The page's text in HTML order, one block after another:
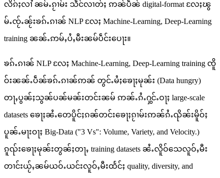
လိၵ်ႈလၢႆ ၼမ်ႉၵႂၢမ်း သဵင်လၢတ်ႈ ဢၼ်ပဵၼ် digital-format လႄႈၽွ
မ်ႉၸႂ်ႉၼႂ်းၶၵ်ႉၵၢၼ် NLP လႄႈ Machine-Learning, Deep-Learning
training ၼၼ်ႉဢမ်ႇပႆႇမီးၼမ်ပဵင်းပေႃး။
ၶၵ်ႉၵၢၼ် NLP လႄႈ Machine-Learning, Deep-Learning training ၸိူ
ဝ်းၼၼ်ႉပဵၼ်ၶၵ်ႉၵၢၼ်ဢၼ် တွင်ႉမႆႈၶေႃႈမုၼ်း (Data hungry)
တႃႇပွၼ်ႈသွၼ်ပၼ်မၼ်းတင်းၼမ် ဢၼ်ႉၵႆႉႁွင်ႉဝႃႈ large-scale
datasets ၶေႃႈၼႆႉတေပိူင်ႈၵၼ်တင်းၶေႃႈၵႂၢမ်းဢၼ်ၵႆႉၺိၼ်းမိူဝ်ႈ
ပူၼ်ႉမႃးဝႃႈ Big-Data ("3 Vs": Volume, Variety, and Velocity.)
ၵူၺ်းၶေႃႈမုၼ်းတွၼ်ႈတႃႇ training datasets ၼႆႉလိူဝ်သေလူဝ်ႇမီး
တၢင်းယႂ်ႇၼမ်ယဝ်ႉယင်းလူဝ်ႇမီးထႅင်ႈ quality, diversity, and